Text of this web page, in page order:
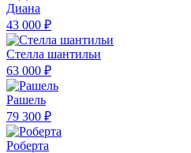
Диана
43 000 ₽
Стелла шантильи
63 000 ₽
Рашель
79 300 ₽
Роберта